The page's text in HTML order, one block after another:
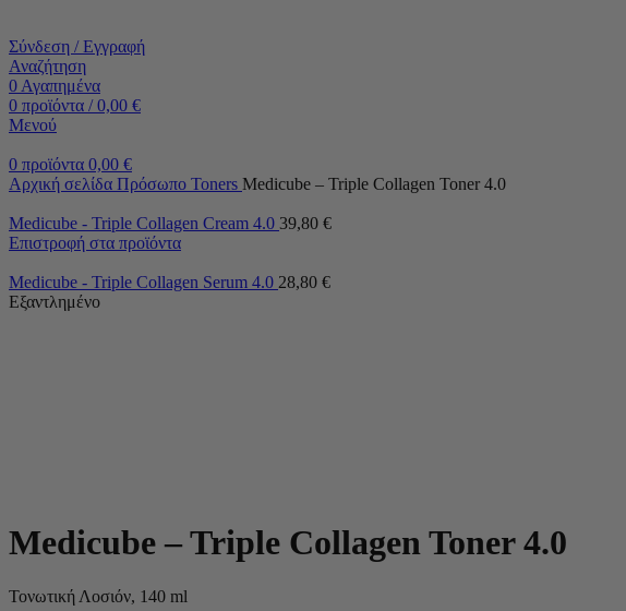
Σύνδεση / Εγγραφή
Αναζήτηση
0 Αγαπημένα
0 προϊόντα / 0,00 €
Μενού
0 προϊόντα 0,00 €
Αρχική σελίδα Πρόσωπο Toners Medicube – Triple Collagen Toner 4.0
Medicube - Triple Collagen Cream 4.0 39,80 €
Επιστροφή στα προϊόντα
Medicube - Triple Collagen Serum 4.0 28,80 €
Εξαντλημένο
Medicube – Triple Collagen Toner 4.0
Τονωτική Λοσιόν, 140 ml